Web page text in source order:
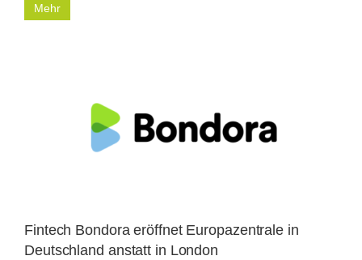
Mehr
Fintech Bondora eröffnet Europazentrale in
Deutschland anstatt in London